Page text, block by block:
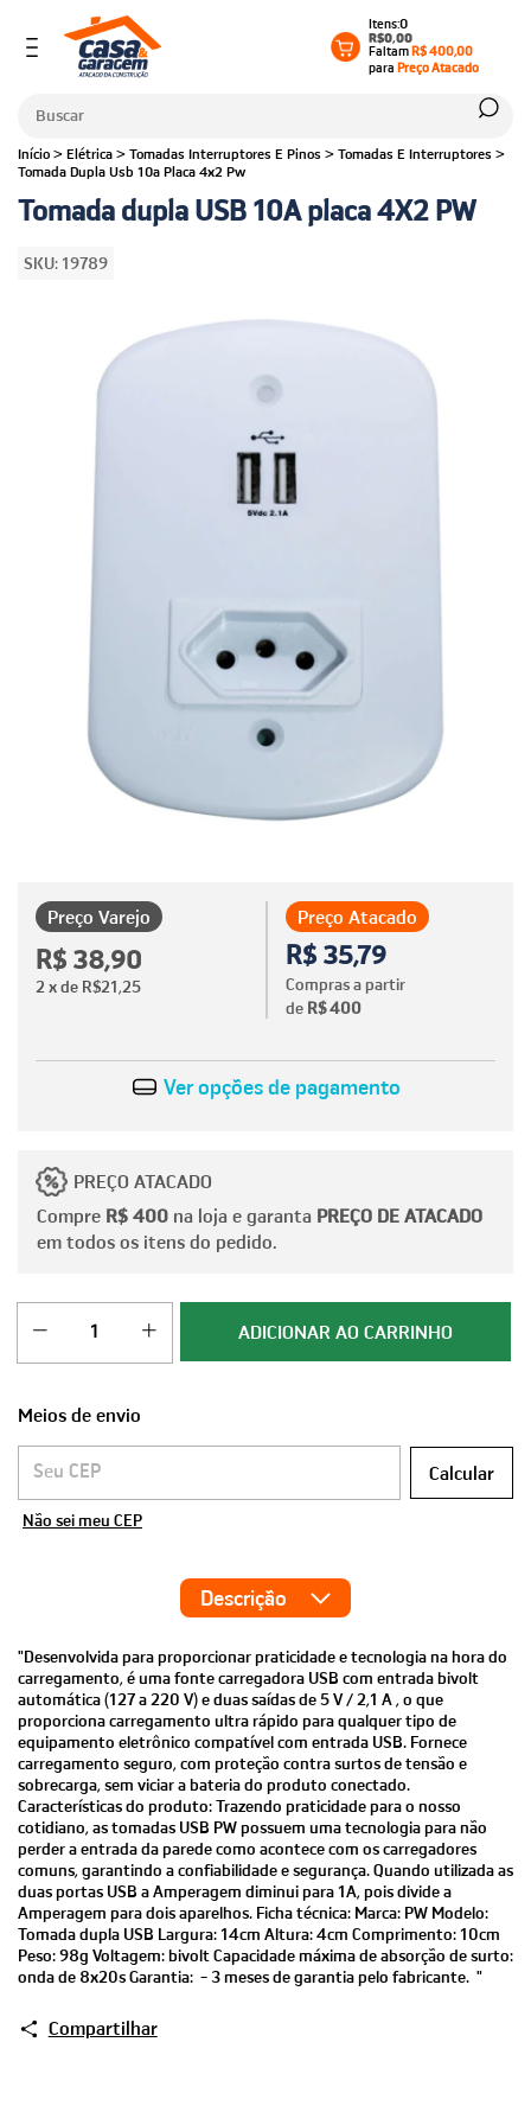
0
R$0,00
FaltamR$ 400,00
paraPreço Atacado
Início > Elétrica > Tomadas Interruptores E Pinos > Tomadas E Interruptores >
Tomada Dupla Usb 10a Placa 4x2 Pw
Tomada dupla USB 10A placa 4X2 PW
SKU: 19789
Preço Atacado
R$ 35,79
Compras a partir
de R$ 400
Preço Varejo
R$ 38,90
2x de R$21,25
Ver opções de pagamento
PREÇO ATACADO
Compre R$ 400 na loja e garanta PREÇO DE ATACADO
em todos os itens do pedido.
Meios de envio
Entregas para o CEP:
Calcular
Não sei meu CEP
Descrição
"Desenvolvida para proporcionar praticidade e tecnologia na hora do
carregamento, é uma fonte carregadora USB com entrada bivolt
automática (127 a 220 V) e duas saídas de 5 V / 2,1 A , o que
proporciona carregamento ultra rápido para qualquer tipo de
equipamento eletrônico compatível com entrada USB. Fornece
carregamento seguro, com proteção contra surtos de tensão e
sobrecarga, sem viciar a bateria do produto conectado.
Características do produto: Trazendo praticidade para o nosso
cotidiano, as tomadas USB PW possuem uma tecnologia para não
perder a entrada da parede como acontece com os carregadores
comuns, garantindo a confiabilidade e segurança. Quando utilizada as
duas portas USB a Amperagem diminui para 1A, pois divide a
Amperagem para dois aparelhos. Ficha técnica: Marca: PW Modelo:
Tomada dupla USB Largura: 14cm Altura: 4cm Comprimento: 10cm
Peso: 98g Voltagem: bivolt Capacidade máxima de absorção de surto:
onda de 8x20s Garantia: - 3 meses de garantia pelo fabricante. "
Compartilhar